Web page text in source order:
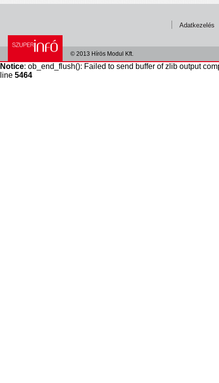
Adatkezelés
© 2013 Hírös Modul Kft.
Notice: ob_end_flush(): Failed to send buffer of zlib output
line 5464